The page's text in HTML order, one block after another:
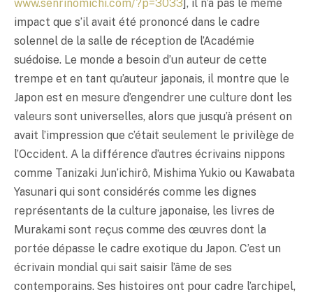
www.senrinomichi.com/?p=3033 ], il n’a pas le même
impact que s’il avait été prononcé dans le cadre
solennel de la salle de réception de l’Académie
suédoise. Le monde a besoin d’un auteur de cette
trempe et en tant qu’auteur japonais, il montre que le
Japon est en mesure d’engendrer une culture dont les
valeurs sont universelles, alors que jusqu’à présent on
avait l’impression que c’était seulement le privilège de
l’Occident. A la différence d’autres écrivains nippons
comme Tanizaki Jun’ichirô, Mishima Yukio ou Kawabata
Yasunari qui sont considérés comme les dignes
représentants de la culture japonaise, les livres de
Murakami sont reçus comme des œuvres dont la
portée dépasse le cadre exotique du Japon. C’est un
écrivain mondial qui sait saisir l’âme de ses
contemporains. Ses histoires ont pour cadre l’archipel,